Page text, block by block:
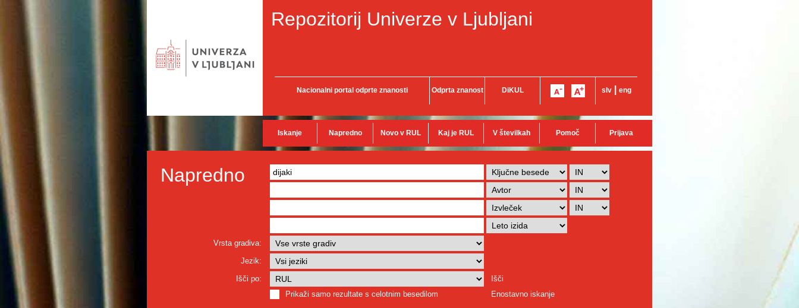
Repozitorij Univerze v Ljubljani
Nacionalni portal odprte znanosti Odprta znanost DiKUL slv eng
Iskanje Napredno Novo v RUL Kaj je RUL V številkah Pomoč Prijava
Napredno
Vrsta gradiva:
Jezik:
Išči po:
Išči
Prikaži samo rezultate s celotnim besedilom
Enostavno iskanje